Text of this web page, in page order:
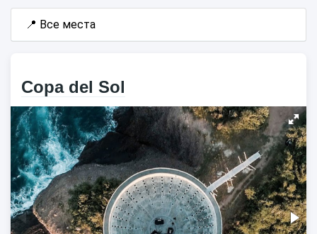
Copa del Sol
📍 Все места